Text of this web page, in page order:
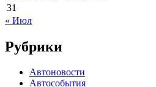
31
« Июл
Рубрики
Автоновости
Автособытия